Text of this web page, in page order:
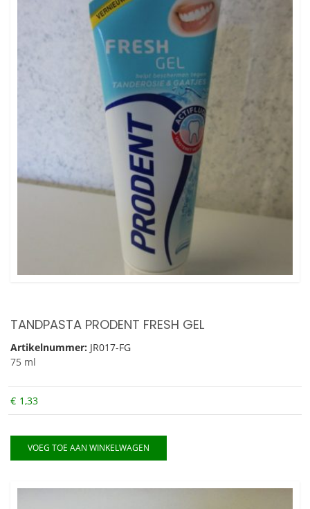
TANDPASTA PRODENT FRESH GEL
Artikelnummer: JR017-FG
75 ml
€ 1,33
VOEG TOE AAN WINKELWAGEN